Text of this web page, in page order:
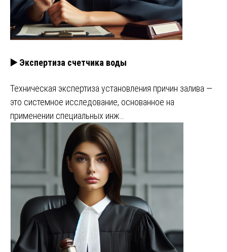
▶️ Экспертиза счетчика воды
Техническая экспертиза установления причин залива —
это системное исследование, основанное на
применении специальных инж…